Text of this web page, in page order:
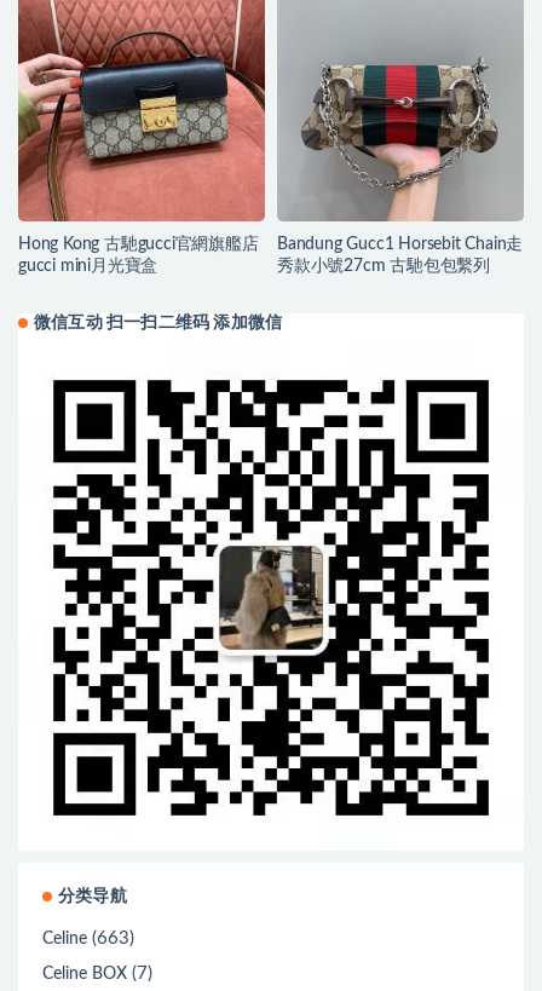
Hong Kong 古馳gucci官網旗艦店
gucci mini月光寶盒
Bandung Gucc1 Horsebit Chain走
秀款小號27cm 古馳包包繫列
微信互动 扫一扫二维码 添加微信
分类导航
Celine (663)
Celine BOX (7)